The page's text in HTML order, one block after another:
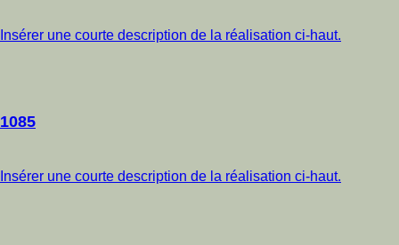
Insérer une courte description de la réalisation ci-haut.
1085
Insérer une courte description de la réalisation ci-haut.